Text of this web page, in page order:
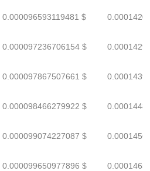
0.000096593119481 $
0.000097236706154 $
0.000097867507661 $
0.000098466279922 $
0.000099074227087 $
0.000099650977896 $